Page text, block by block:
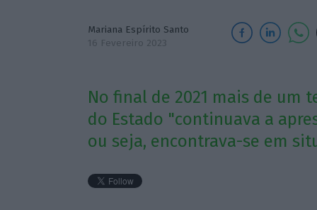
Mariana Espírito Santo
16 Fevereiro 2023
No final de 2021 mais de um
do Estado "continuava a
ou seja, encontrava-se em